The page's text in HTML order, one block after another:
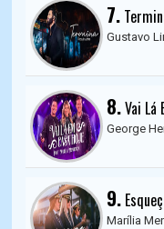
7.
Gustavo
8.Vai Lá
George
9.
Marília